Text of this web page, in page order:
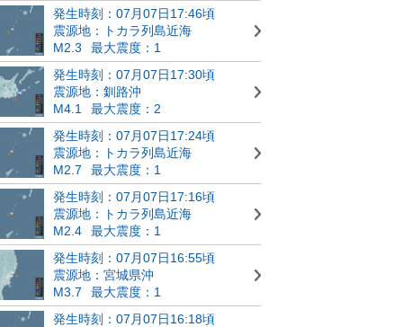
発生時刻：07月07日17:46頃
震源地：トカラ列島近海
M2.3
最大震度：1
発生時刻：07月07日17:30頃
震源地：釧路沖
M4.1
最大震度：2
発生時刻：07月07日17:24頃
震源地：トカラ列島近海
M2.7
最大震度：1
発生時刻：07月07日17:16頃
震源地：トカラ列島近海
M2.4
最大震度：1
発生時刻：07月07日16:55頃
震源地：宮城県沖
M3.7
最大震度：1
発生時刻：07月07日16:18頃